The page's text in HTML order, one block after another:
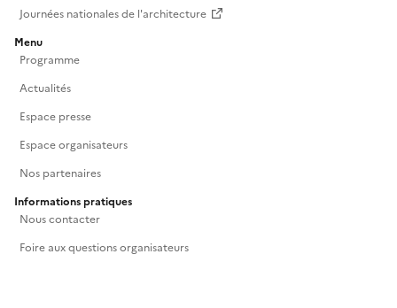
Journées nationales de l'architecture
Menu
Programme
Actualités
Espace presse
Espace organisateurs
Nos partenaires
Informations pratiques
Nous contacter
Foire aux questions organisateurs